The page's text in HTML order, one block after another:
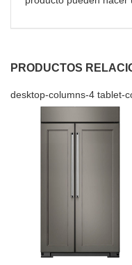
PRODUCTOS
desktop-columns-4 tablet-